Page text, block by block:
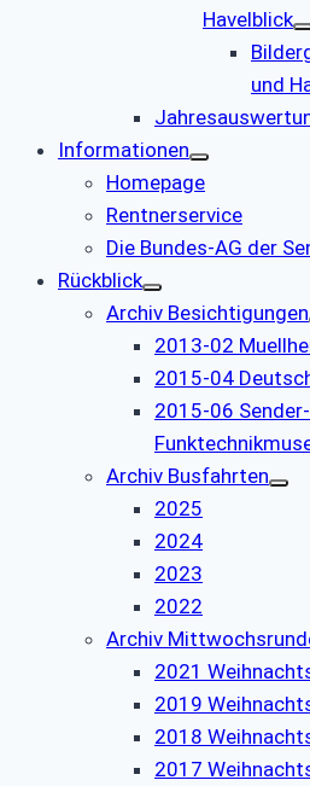
Havelblick
und
Informationen
Homepage
Rentnerservice
Die Bundes-AG der
Rückblick
Archiv Besichtigungen
2013-02
2015-04
2015-06
Archiv Busfahrten
2025
2024
2023
2022
Archiv
2021
2019
2018
2017